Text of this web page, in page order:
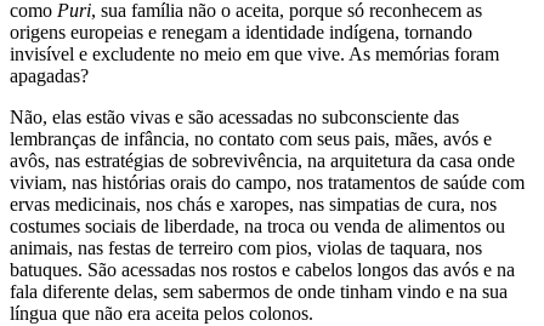
como Puri, sua família não o aceita, porque só reconhecem as
origens europeias e renegam a identidade indígena, tornando
invisível e excludente no meio em que vive. As memórias foram
apagadas?
Não, elas estão vivas e são acessadas no subconsciente das
lembranças de infância, no contato com seus pais, mães, avós e
avôs, nas estratégias de sobrevivência, na arquitetura da casa onde
viviam, nas histórias orais do campo, nos tratamentos de saúde com
ervas medicinais, nos chás e xaropes, nas simpatias de cura, nos
costumes sociais de liberdade, na troca ou venda de alimentos ou
animais, nas festas de terreiro com pios, violas de taquara, nos
batuques. São acessadas nos rostos e cabelos longos das avós e na
fala diferente delas, sem sabermos de onde tinham vindo e na sua
língua que não era aceita pelos colonos.